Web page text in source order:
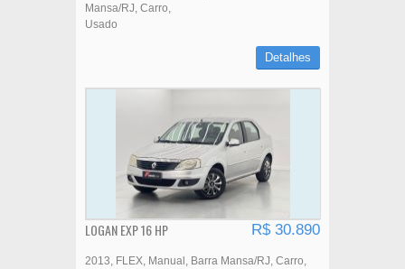
Mansa/RJ Carro
Usado
Detalhes
LOGAN EXP 16 HP R$ 30.890
2013 FLEX Manual Barra Mansa/RJ Carro